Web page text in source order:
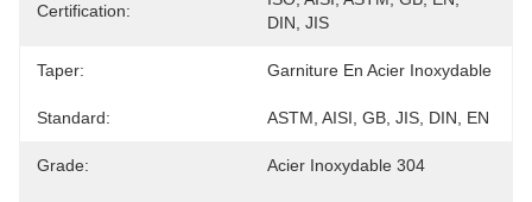
Certification:
DIN, JIS
Taper: Garniture En Acier Inoxydable
Standard: ASTM, AISI, GB, JIS, DIN, EN
Grade: Acier Inoxydable 304